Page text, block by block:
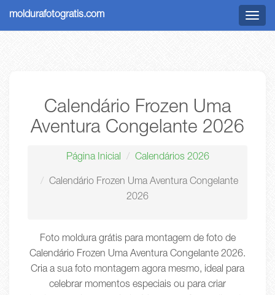
Menu
moldurafotogratis.com
Calendário Frozen Uma
Aventura Congelante 2026
Página Inicial Calendários 2026
Calendário Frozen Uma Aventura Congelante
2026
Foto moldura grátis para montagem de foto de
Calendário Frozen Uma Aventura Congelante 2026.
Cria a sua foto montagem agora mesmo, ideal para
celebrar momentos especiais ou para criar